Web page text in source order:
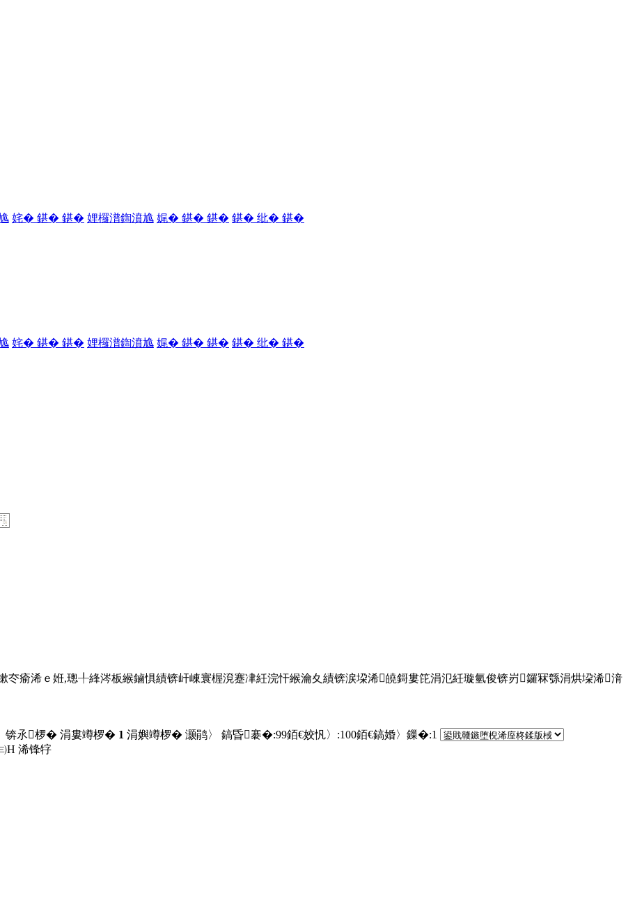
姹� 鍖� 鍖� 娌欏潽鍧濆尯 娓� 鍖� 鍖� 鍖� 纰� 鍖�
姹� 鍖� 鍖� 娌欏潽鍧濆尯 娓� 鍖� 鍖� 鍖� 纰� 鍖�
瘉浠ｅ姙,璁╀綘涔板緱鏀惧績锛屽崠寰楃渷蹇冿紝浣忓緱瀹夊績锛涙垜浠皢鎶婁笓涓氾紝璇氫俊锛岃鑼冧綔涓烘垜浠湇
侊紒锛�
锛氶椤� 涓婁竴椤� 1 涓嬩竴椤� 灏鹃〉 鎬昏褰�:99銆€姣忛〉:100銆€鎬婚〉鏁�:1
Н 浠锋牸